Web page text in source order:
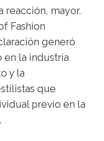
reacción, mayor.
Fashion
generó
en la industria
y la
que
previo en la